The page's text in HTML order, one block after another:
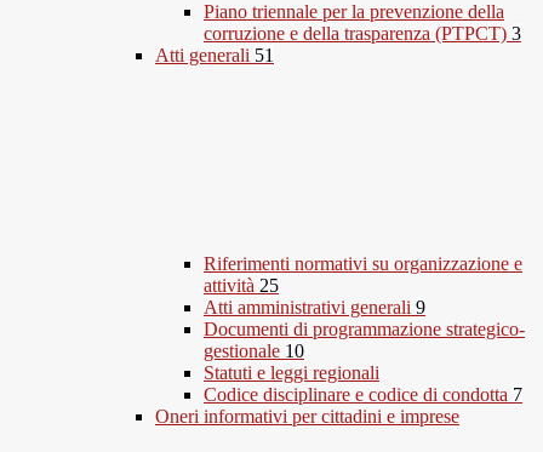
Piano triennale per la prevenzione della
corruzione e della trasparenza (PTPCT) 3
Atti generali 51
Riferimenti normativi su organizzazione e
attività 25
Atti amministrativi generali 9
Documenti di programmazione strategico-
gestionale 10
Statuti e leggi regionali
Codice disciplinare e codice di condotta 7
Oneri informativi per cittadini e imprese